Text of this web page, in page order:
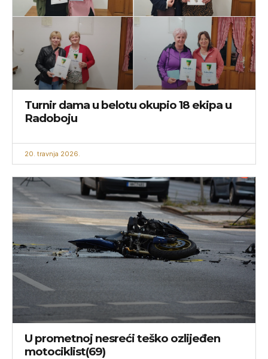
Turnir dama u belotu okupio 18 ekipa u
Radoboju
20. travnja 2026.
U prometnoj nesreći teško ozlijeđen
motociklist(69)